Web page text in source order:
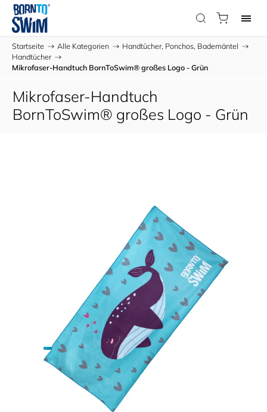
Startseite / Alle Kategorien / Handtücher, Ponchos, Bademäntel /
Handtücher /
Mikrofaser-Handtuch BornToSwim® großes Logo - Grün
Mikrofaser-Handtuch
BornToSwim® großes Logo - Grün